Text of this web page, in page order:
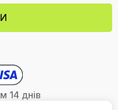
14 днів